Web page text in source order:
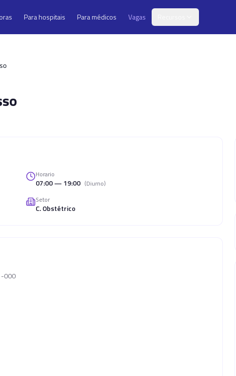
Para hospitais Para médicos Vagas
Horario
07:00 — 19:00 (Diurno)
Setor
C. Obstétrico
000